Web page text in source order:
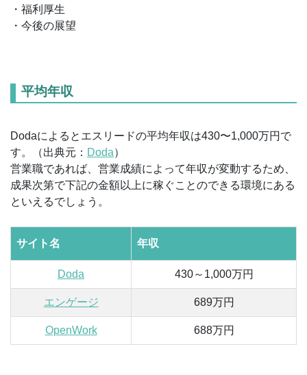
・福利厚生
・今後の展望
平均年収
Dodaによるとエスリードの平均年収は430〜1,000万円で
す。（出典元： Doda）
営業職であれば、営業成績によって年収が変動するため、
成果次第で下記の金額以上に稼ぐことのできる環境にある
といえるでしょう。
サイト名 年収
Doda 430～1,000万円
エンゲージ 689万円
OpenWork 688万円